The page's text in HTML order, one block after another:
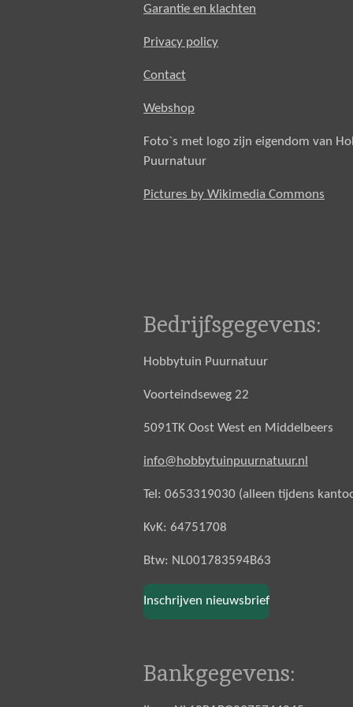
Garantie en klachten
Privacy policy
Contact
Webshop
Foto`s met logo zijn eigendom van
Puurnatuur
Pictures by Wikimedia Commons
Bedrijfsgegevens:
Hobbytuin Puurnatuur
Voorteindseweg 22
5091TK Oost West en Middelbeers
info@hobbytuinpuurnatuur.nl
Tel: 0653319030 (alleen tijdens
KvK: 64751708
Btw: NL001783594B63
Inschrijven nieuwsbrief
Bankgegevens: